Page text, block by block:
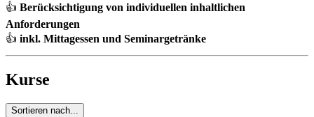
👍 Berücksichtigung von individuellen inhaltlichen
Anforderungen
👍 inkl. Mittagessen und Seminargetränke
Kurse
Sortieren nach...